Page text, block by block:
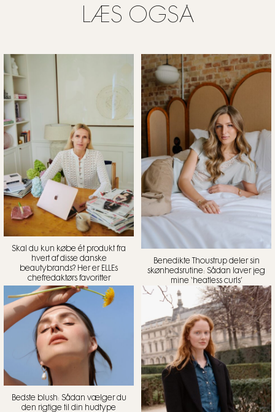
LÆS OGSÅ
Skal du kun købe ét produkt fra
hvert af disse danske
beautybrands? Her er ELLEs
chefredaktørs favoritter
Benedikte Thoustrup deler sin
skønhedsrutine: Sådan laver jeg
mine ‘heatless curls’
Bedste blush: Sådan vælger du
den rigtige til din hudtype